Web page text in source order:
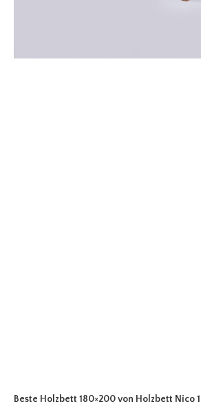
Beste Holzbett 180×200von Holzbett Nico